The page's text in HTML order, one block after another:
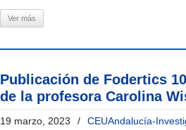
Ver más
Publicación de Fodertics
de la profesora Carolina
19 marzo, 2023 / CEUAndalucía-